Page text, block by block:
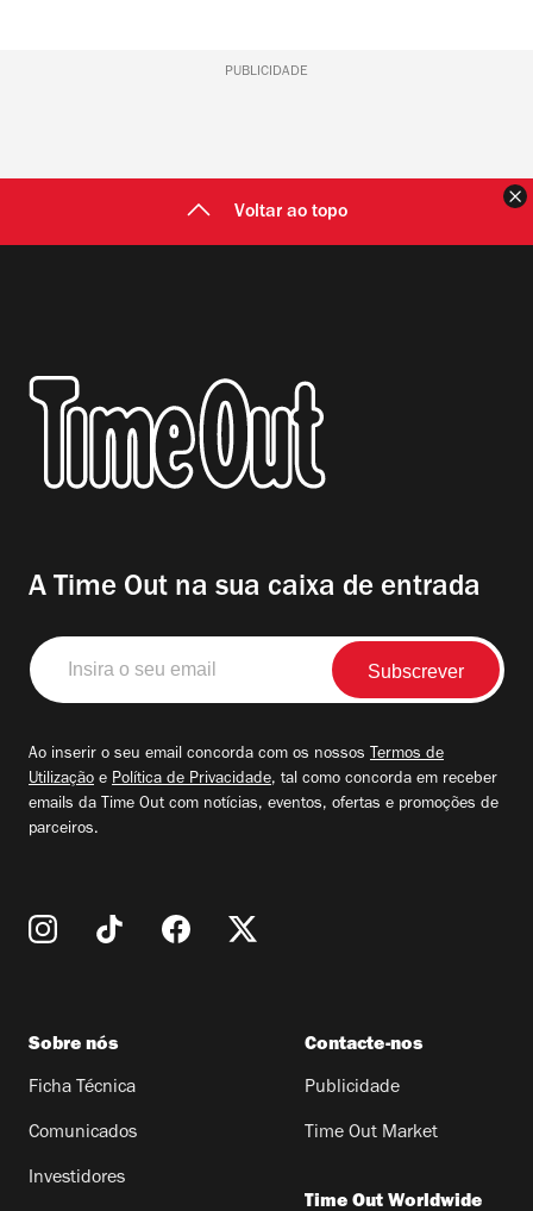
PUBLICIDADE
Voltar ao topo
A Time Out na sua caixa de entrada
Insira
o
seu
Ao inserir o seu email concorda com os nossos Termos de
Utilização e Política de Privacidade, tal como concorda em receber
emails da Time Out com notícias, eventos, ofertas e promoções de
parceiros.
Sobre nós
Ficha Técnica
Comunicados
Investidores
Contacte-nos
Publicidade
Time Out Market
Time Out Worldwide